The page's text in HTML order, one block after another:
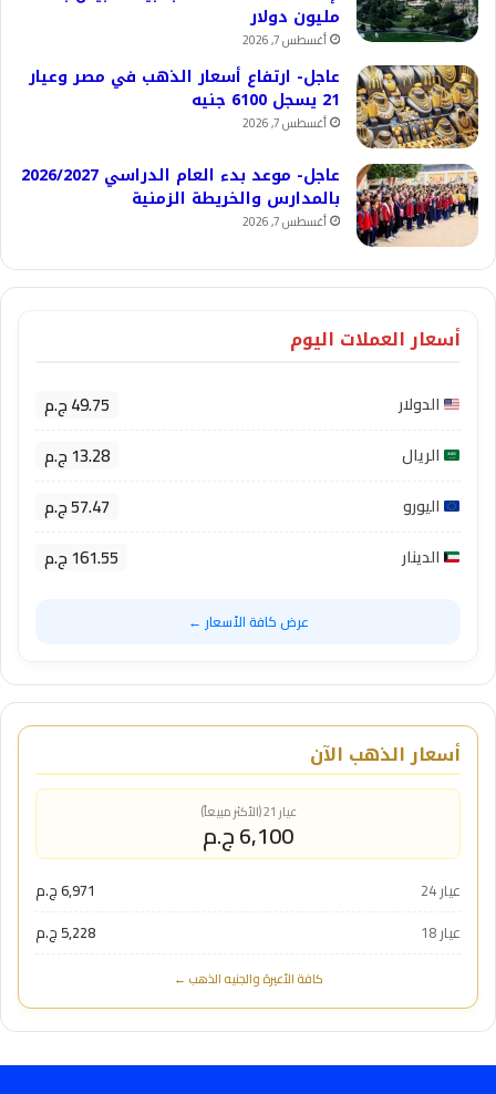
مليون دولار
أغسطس 7, 2026
عاجل- ارتفاع أسعار الذهب في مصر وعيار
21 يسجل 6100 جنيه
أغسطس 7, 2026
عاجل- موعد بدء العام الدراسي 2026/2027
بالمدارس والخريطة الزمنية
أغسطس 7, 2026
أسعار العملات اليوم
الدولار 49.75 ج.م
الريال 13.28 ج.م
اليورو 57.47 ج.م
الدينار 161.55 ج.م
عرض كافة الأسعار ←
أسعار الذهب الآن
عيار 21 (الأكثر مبيعاً)
6,100 ج.م
عيار 24
6,971 ج.م
عيار 18
5,228 ج.م
كافة الأعيرة والجنيه الذهب ←